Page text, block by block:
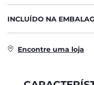
INCLUÍDO NA
Encontre uma loja